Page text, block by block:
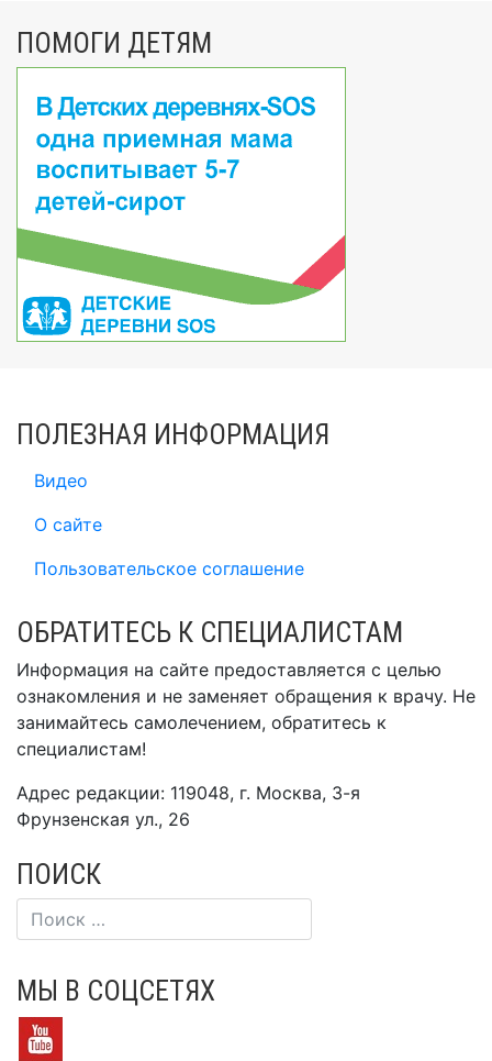
ПОМОГИ ДЕТЯМ
ПОЛЕЗНАЯ ИНФОРМАЦИЯ
Видео
О сайте
Пользовательское соглашение
ОБРАТИТЕСЬ К СПЕЦИАЛИСТАМ
Информация на сайте предоставляется с целью
ознакомления и не заменяет обращения к врачу. Не
занимайтесь самолечением, обратитесь к
специалистам!
Адрес редакции: 119048, г. Москва, 3-я
Фрунзенская ул., 26
ПОИСК
МЫ В СОЦСЕТЯХ